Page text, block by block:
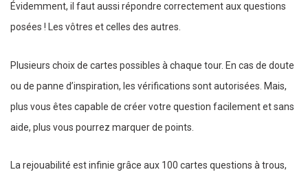
Évidemment, il faut aussi répondre correctement aux questions
posées ! Les vôtres et celles des autres.
Plusieurs choix de cartes possibles à chaque tour. En cas de doute
ou de panne d’inspiration, les vérifications sont autorisées. Mais,
plus vous êtes capable de créer votre question facilement et sans
aide, plus vous pourrez marquer de points.
La rejouabilité est infinie grâce aux 100 cartes questions à trous,